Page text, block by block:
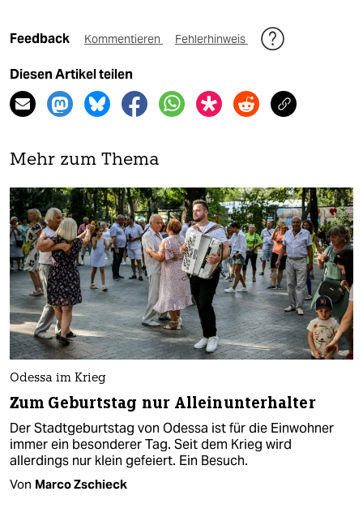
Feedback Kommentieren Fehlerhinweis
Diesen Artikel teilen
Mehr zum Thema
Odessa im Krieg
Zum Geburtstag nur Alleinunterhalter
Der Stadtgeburtstag von Odessa ist für die Einwohner
immer ein besonderer Tag. Seit dem Krieg wird
allerdings nur klein gefeiert. Ein Besuch.
Von Marco Zschieck